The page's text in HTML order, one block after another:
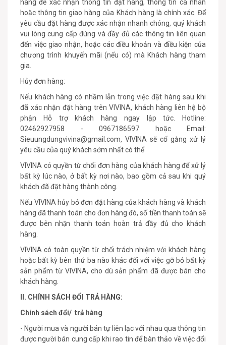
hàng để xác nhận thông tin đặt hàng, thông tin cá nhân
hoặc thông tin giao hàng của Khách hàng là chính xác. Để
yêu cầu đặt hàng được xác nhận nhanh chóng, quý khách
vui lòng cung cấp đúng và đầy đủ các thông tin liên quan
đến việc giao nhận, hoặc các điều khoản và điều kiện của
chương trình khuyến mãi (nếu có) mà Khách hàng tham
gia.
Hủy đơn hàng:
Nếu khách hàng có nhầm lẫn trong việc đặt hàng sau khi
đã xác nhận đặt hàng trên VIVINA, khách hàng liên hệ bộ
phận Hỗ trợ khách hàng ngay lập tức. Hotline:
02462927958 - 0967186597 hoặc Email:
Sieuungdungvivina@gmail.com, VIVINA sẽ cố gắng xử lý
yêu cầu của quý khách sớm nhất có thể
VIVINA có quyền từ chối đơn hàng của khách hàng để xử lý
bất kỳ lúc nào, ở bất kỳ nơi nào, bao gồm cả sau khi quý
khách đã đặt hàng thành công.
Nếu VIVINA hủy bỏ đơn đặt hàng của khách hàng và khách
hàng đã thanh toán cho đơn hàng đó, số tiền thanh toán sẽ
được bên nhận thanh toán hoàn trả đầy đủ cho khách
hàng.
VIVINA có toàn quyền từ chối trách nhiệm với khách hàng
hoặc bất kỳ bên thứ ba nào khác đối với việc gỡ bỏ bất kỳ
sản phẩm từ VIVINA, cho dù sản phẩm đã được bán cho
khách hàng.
II. CHÍNH SÁCH ĐỔI TRẢ HÀNG:
Chính sách đổi/ trả hàng
- Người mua và người bán tự liên lạc với nhau qua thông tin
được người bán cung cấp khi rao tin để bàn thảo về việc đổi